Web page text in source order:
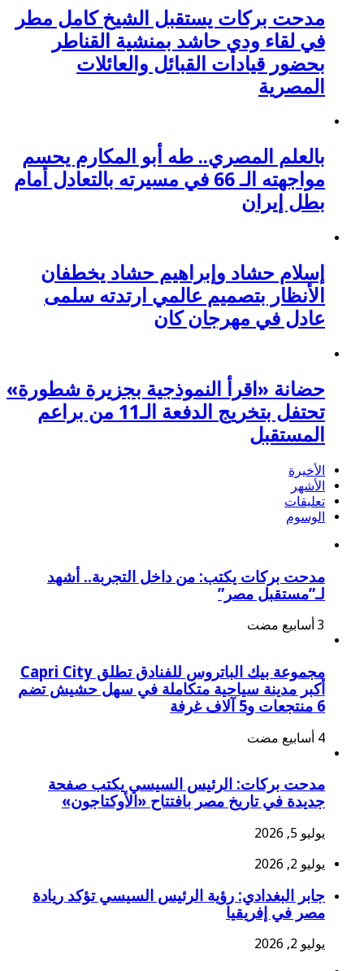
مدحت بركات يستقبل الشيخ كامل مطر
في لقاء ودي حاشد بمنشية القناطر
بحضور قيادات القبائل والعائلات
المصرية
بالعلم المصري.. طه أبو المكارم يحسم
مواجهته الـ 66 في مسيرته بالتعادل أمام
بطل إيران
إسلام حشاد وإبراهيم حشاد يخطفان
الأنظار بتصميم عالمي ارتدته سلمى
عادل في مهرجان كان
حضانة «اقرأ النموذجية بجزيرة شطورة»
تحتفل بتخريج الدفعة الـ11 من براعم
المستقبل
الأخيرة
الأشهر
تعليقات
الوسوم
مدحت بركات يكتب: من داخل التجربة.. أشهد
لـ”مستقبل مصر”
مجموعة بيك الباتروس للفنادق تطلق Capri City
أكبر مدينة سياحية متكاملة في سهل حشيش تضم
6 منتجعات و5 آلاف غرفة
مدحت بركات: الرئيس السيسي يكتب صفحة
جديدة في تاريخ مصر بافتتاح «الأوكتاجون»
يوليو 5, 2026
يوليو 2, 2026
جابر البغدادي: رؤية الرئيس السيسي تؤكد ريادة
مصر في إفريقيا
يوليو 2, 2026